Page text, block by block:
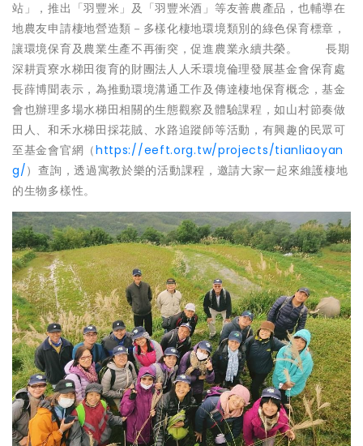
站」，推出「羽豐米」及「羽豐米酒」等友善農產品，也輔導在
地農友申請棲地營造類－多樣化棲地環境類別的綠色保育標章，
讓環境保育及農業生產不再衝突，促進農業永續共榮。 長期
深耕貢寮水梯田復育的財團法人人禾環境倫理發展基金會保育處
長薛博聞表示，為推動環境溝通工作及傳達棲地保育概念，基金
會也辦理多場水梯田相關的生態觀察及體驗課程，如山村節奏做
田人、和禾水梯田採花賊、水路追蹤師等活動，有興趣的民眾可
至基金會官網（https://eeft.org.tw/projects/tianliaoyan
g/）查詢，透過寓教於樂的活動課程，邀請大家一起來維護棲地
的生物多樣性。